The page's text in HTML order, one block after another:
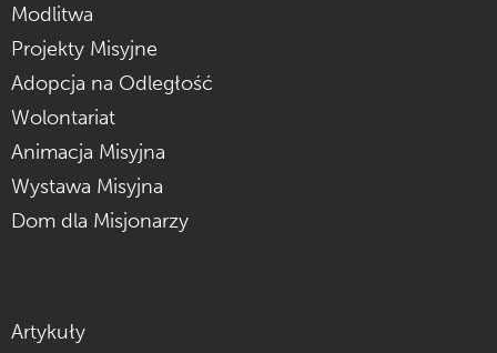
Modlitwa
Projekty Misyjne
Adopcja na Odległość
Wolontariat
Animacja Misyjna
Wystawa Misyjna
Dom dla Misjonarzy
Artykuły